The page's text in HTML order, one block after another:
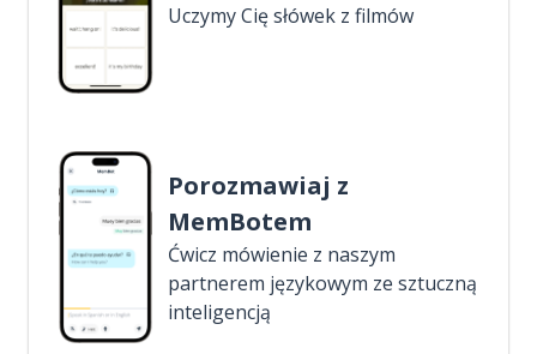
Uczymy Cię słówek z filmów
Porozmawiaj z
MemBotem
Ćwicz mówienie z naszym
partnerem językowym ze sztuczną
inteligencją